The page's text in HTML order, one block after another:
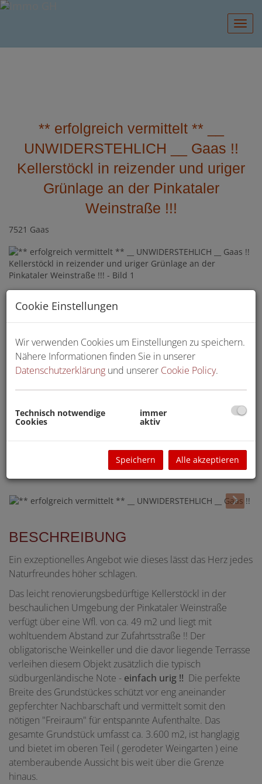
** erfolgreich vermittelt ** __
UNWIDERSTEHLICH __ Gaas !!
Kellerstöckl in reizender und uriger
Grünlage an der Pinkataler
Weinstraße !!!
7521 Gaas
BESCHREIBUNG
Ein exzeptionelles Angebot wie dieses lässt das Herz jedes
Naturfreundes höher schlagen.
Das leicht renovierungsbedürftige Kellerstöckl in der
beschaulichen Umgebung der Pinkataler Weinstraße
verfügt über eine Wfl. von ca. 49 m2 und liegt mit
wohltuendem Abstand zur Zufahrtsstraße !! Der
obligatorische Weinkeller und die davor liegende Terrasse
verleihen diesem Objekt zusätzlich die typisch
südburgenländische Note - einfach urig !! Die perfekte
Breite des Grundstückes schützt vor eng aneinander
gepferchter Nachbarschaft und vermittelt somit den
nötigen "Freiraum" für entspannte Aufenthalte. Das
gesamte Grundstück umfasst ca. 3.600 m2, ist hanglagig
und bietet im oberen Teil ( gerodeter Weingarten ) eine
atemberaubende Aussicht bis weit über die Grenze
hinaus.
Cookie Einstellungen
Wir verwenden Cookies um Einstellungen zu speichern.
Nähere Informationen finden Sie in unserer
Datenschutzerklärung und unserer Cookie Policy.
Technisch notwendige
Cookies
immer
aktiv
Speichern Alle akzeptieren